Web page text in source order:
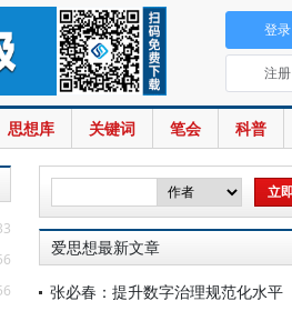
思想库 关键词 笔会 科普
登录
注册
爱思想最新文章
张必春：提升数字治理规范化水平